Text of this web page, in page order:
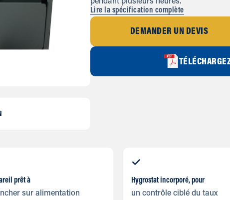
Lire la spécification complète
DEMANDER UN DEVIS
prêt à
sur alimentation
Hygrostat incorporé, pour
un contrôle ciblé du taux